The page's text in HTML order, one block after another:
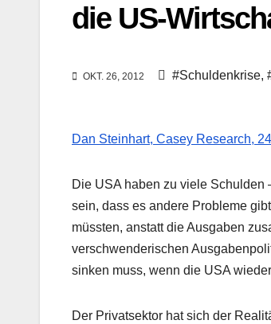
die US-
OKT. 26, 2012 #Schuldenkrise,
Dan Steinhart, Casey Research,
Die USA haben zu viele Schulden
sein, dass es andere Probleme
müssten, anstatt die Ausgaben
verschwenderischen
sinken muss, wenn die USA
Der Privatsektor hat sich der